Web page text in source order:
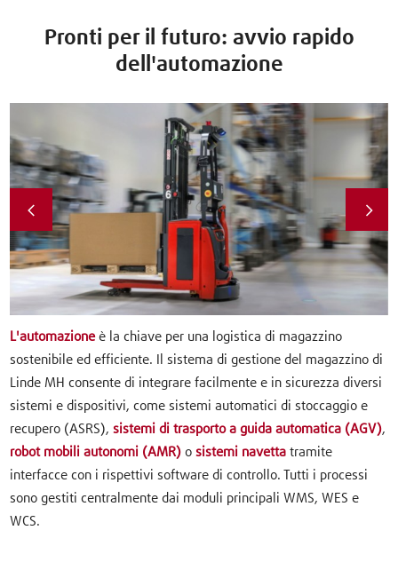
Pronti per il futuro: avvio rapido
dell'automazione
L'automazioneè la chiave per una logistica di magazzino
sostenibile ed efficiente. Il sistema di gestione del magazzino di
Linde MH consente di integrare facilmente e in sicurezza diversi
sistemi e dispositivi, come sistemi automatici di stoccaggio e
recupero (ASRS),sistemi di trasporto a guida automatica (AGV),
robot mobili autonomi (AMR) osistemi navetta tramite
interfacce con i rispettivi software di controllo. Tutti i processi
sono gestiti centralmente dai moduli principali WMS, WES e
WCS.